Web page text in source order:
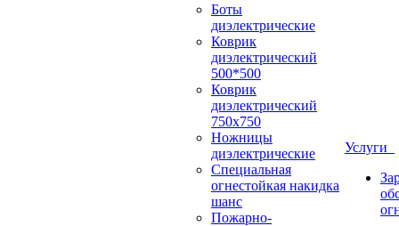
Боты
диэлектрические
Коврик
диэлектрический
500*500
Коврик
диэлектрический
750х750
Ножницы
диэлектрические
Специальная
огнестойкая накидка
шанс
Пожарно-
Услуги